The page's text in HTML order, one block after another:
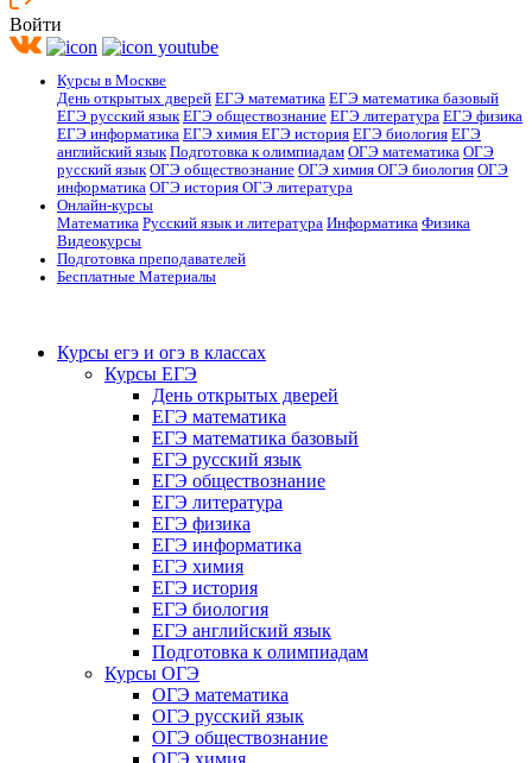
Войти
Курсы в Москве
День открытых дверей ЕГЭ математика ЕГЭ математика базовый
ЕГЭ русский язык ЕГЭ обществознание ЕГЭ литература ЕГЭ физика
ЕГЭ информатика ЕГЭ химия ЕГЭ история ЕГЭ биология ЕГЭ
английский язык Подготовка к олимпиадам ОГЭ математика ОГЭ
русский язык ОГЭ обществознание ОГЭ химия ОГЭ биология ОГЭ
информатика ОГЭ история ОГЭ литература
Онлайн-курсы
Математика Русский язык и литература Информатика Физика
Видеокурсы
Подготовка преподавателей
Бесплатные Материалы
Курсы егэ и огэ в классах
Курсы ЕГЭ
День открытых дверей
ЕГЭ математика
ЕГЭ математика базовый
ЕГЭ русский язык
ЕГЭ обществознание
ЕГЭ литература
ЕГЭ физика
ЕГЭ информатика
ЕГЭ химия
ЕГЭ история
ЕГЭ биология
ЕГЭ английский язык
Подготовка к олимпиадам
Курсы ОГЭ
ОГЭ математика
ОГЭ русский язык
ОГЭ обществознание